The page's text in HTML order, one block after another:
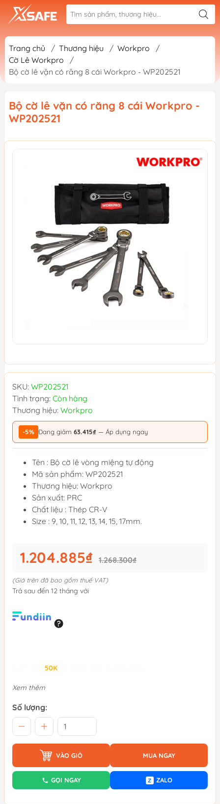
Trang chủ / Thương hiệu / Workpro
/
Cờ Lê Workpro
/
Bộ cờ lê vặn có răng 8 cái Workpro - WP202521
Bộ cờ lê vặn có răng 8 cái Workpro -
WP202521
SKU: WP202521
Tình trạng: Còn hàng
Thương hiệu: Workpro
-5% Đang giảm 63.415₫ — Áp dụng ngay
Tên : Bộ cờ lê vòng miệng tự động
Mã sản phẩm: WP202521
Thương hiệu: Workpro
Sản xuất: PRC
Chất liệu : Thép CR-V
Size : 9, 10, 11, 12, 13, 14, 15, 17mm.
1.204.885₫ 1.268.300₫
(Giá trên đã bao gồm thuế VAT)
Trả sau đến 12 tháng với
50K
Xem thêm
Số lượng:
VÀO GIỎ MUA NGAY
GỌI NGAY Z ZALO